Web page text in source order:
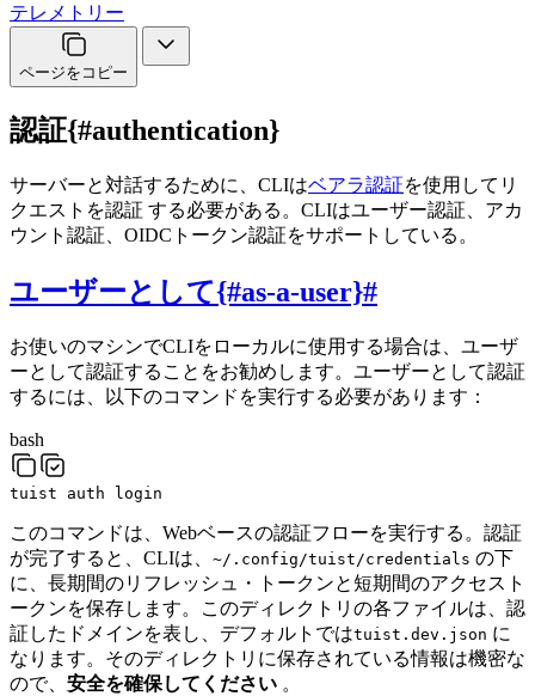
テレメトリー
ページをコピー
認証{#authentication}
サーバーと対話するために、CLIはベアラ認証を使用してリ
クエストを認証 する必要がある。CLIはユーザー認証、アカ
ウント認証、OIDCトークン認証をサポートしている。
ユーザーとして{#as-a-user}#
お使いのマシンでCLIをローカルに使用する場合は、ユーザ
ーとして認証することをお勧めします。ユーザーとして認証
するには、以下のコマンドを実行する必要があります：
bash
tuist auth login
このコマンドは、Webベースの認証フローを実行する。認証
が完了すると、CLIは、 ~/.config/tuist/credentials の下
に、長期間のリフレッシュ・トークンと短期間のアクセスト
ークンを保存します。このディレクトリの各ファイルは、認
証したドメインを表し、デフォルトではtuist.dev.json に
なります。そのディレクトリに保存されている情報は機密な
ので、 安全を確保してください 。